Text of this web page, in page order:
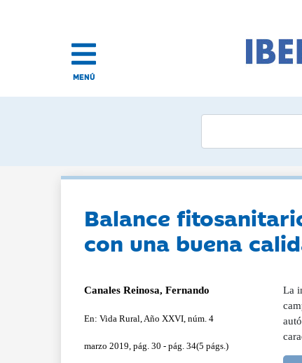
MENÚ
Balance
con una buena
Canales Reinosa, Fernando
En: Vida Rural, Año XXVI, núm. 4
marzo 2019, pág. 30 - pág. 34(5 págs.)
La